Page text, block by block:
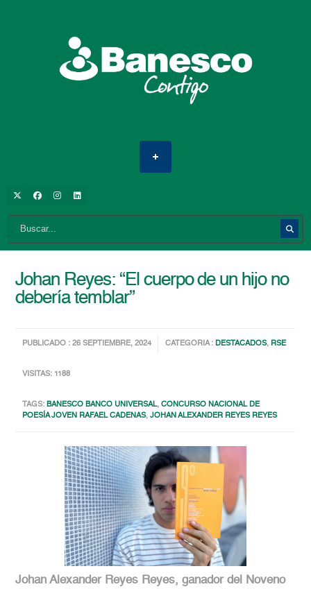
Johan Reyes: “El cuerpo de un hijo no
debería temblar”
PUBLICADO : 26 SEPTIEMBRE, 2024 CATEGORIA :DESTACADOS, RSE
VISITAS: 1188
TAGS:BANESCO BANCO UNIVERSAL,CONCURSO NACIONAL DE
POESÍA JOVEN RAFAEL CADENAS,JOHAN ALEXANDER REYES REYES
Johan Alexander Reyes Reyes, ganador del Noveno